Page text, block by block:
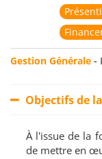
Gestion Générale -
Objectifs de
À l'issue de la
de mettre en